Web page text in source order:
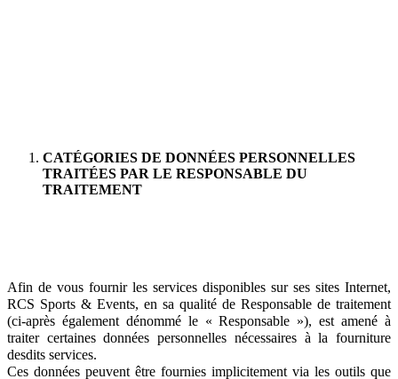
CATÉGORIES DE DONNÉES PERSONNELLES
TRAITÉES PAR LE RESPONSABLE DU
TRAITEMENT
Afin de vous fournir les services disponibles sur ses sites Internet,
RCS Sports & Events, en sa qualité de Responsable de traitement
(ci-après également dénommé le « Responsable »), est amené à
traiter certaines données personnelles nécessaires à la fourniture
desdits services.
Ces données peuvent être fournies implicitement via les outils que